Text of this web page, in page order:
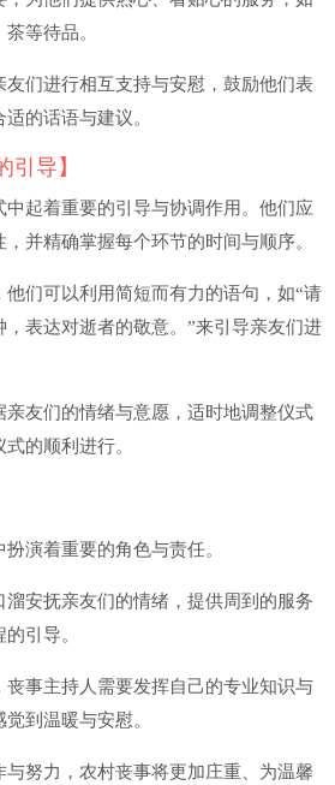
等待品。
们进行相互支持与安慰，鼓励他们表
的话语与建议。
引导】
起着重要的引导与协调作用。他们应
并精确掌握每个环节的时间与顺序。
他们可以利用简短而有力的语句，如“请
表达对逝者的敬意。”来引导亲友们进
亲友们的情绪与意愿，适时地调整仪式
的顺利进行。
演着重要的角色与责任。
安抚亲友们的情绪，提供周到的服务
引导。
丧事主持人需要发挥自己的专业知识与
到温暖与安慰。
努力，农村丧事将更加庄重、为温馨